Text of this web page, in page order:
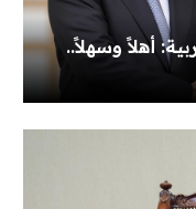
أهلاً وسهلاً..